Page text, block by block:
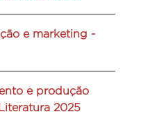
e marketing -
e produção
2025